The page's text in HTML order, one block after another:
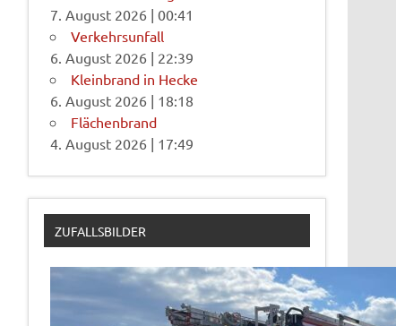
7. August 2026 |00:41
Verkehrsunfall
6. August 2026 | 22:39
Kleinbrand in Hecke
6. August 2026 | 18:18
Flächenbrand
4. August 2026 | 17:49
ZUFALLSBILDER